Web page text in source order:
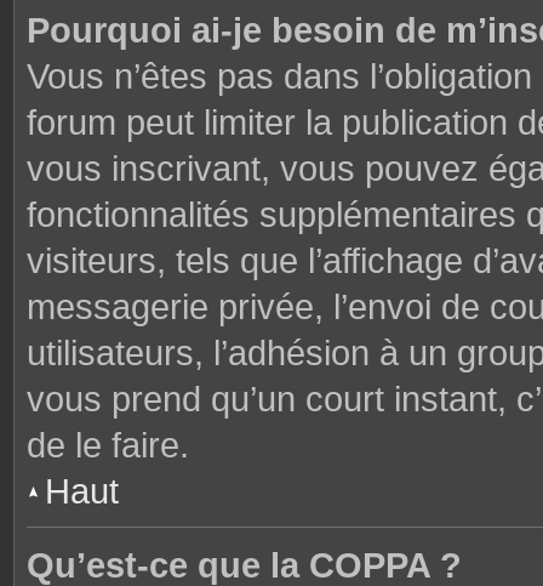
Pourquoi ai-je besoin de
Vous n’êtes pas dans
forum peut limiter la publication
vous inscrivant, vous pouvez
fonctionnalités supplémentaires
visiteurs, tels que l’affichage
messagerie privée, l’envoi de
utilisateurs, l’adhésion à un
vous prend qu’un court instant,
de le faire.
Haut
Qu’est-ce que la COPPA ?